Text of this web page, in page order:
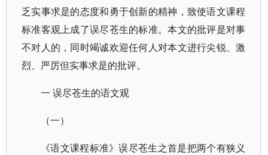
乏实事求是的态度和勇于创新的精神，致使语文课程
标准客观上成了误尽苍生的标准。本文的批评是对事
不对人的，同时竭诚欢迎任何人对本文进行尖锐、激
烈、严厉但实事求是的批评。
一 误尽苍生的语文观
（一）
《语文课程标准》误尽苍生之首是把两个有狭义